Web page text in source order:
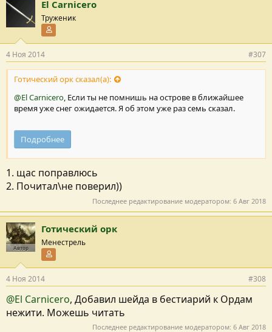
El Carnicero
Труженик
4 Ноя 2014 #307
Готический орк сказал(а):
@El Carnicero , Если ты не помнишь на острове в ближайшее
время уже снег ожидается. Я об этом уже раз семь сказал.
Подробнее
1. щас поправлюсь
2. Почитал\не поверил))
Последнее редактирование модератором: 6 Авг 2018
Автор
Готический орк
Менестрель
4 Ноя 2014 #308
@El Carnicero, Добавил шейда в бестиарий к Ордам
нежити. Можешь читать
Последнее редактирование модератором: 6 Авг 2018